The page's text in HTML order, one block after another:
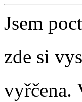
Jsem
zde si
vyřčena.